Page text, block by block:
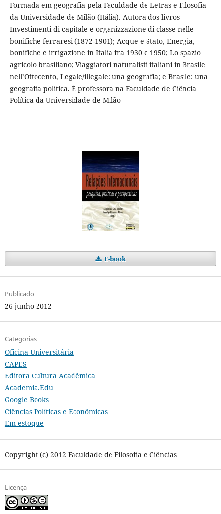
Formada em geografia pela Faculdade de Letras e Filosofia
da Universidade de Milão (Itália). Autora dos livros
Investimenti di capitale e organizzazione di classe nelle
bonifiche ferraresi (1872-1901); Acque e Stato, Energia,
bonifiche e irrigazione in Italia fra 1930 e 1950; Lo spazio
agricolo brasiliano; Viaggiatori naturalisti italiani in Brasile
nell’Ottocento, Legale/illegale: una geografia; e Brasile: una
geografia politica. É professora na Faculdade de Ciência
Política da Universidade de Milão
E-book
Publicado
26 junho 2012
Categorias
Oficina Universitária
CAPES
Editora Cultura Acadêmica
Academia.Edu
Google Books
Ciências Políticas e Econômicas
Em estoque
Copyright (c) 2012 Faculdade de Filosofia e Ciências
Licença